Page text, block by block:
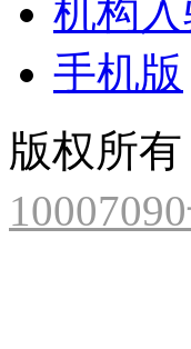
机构
手机版
版权所